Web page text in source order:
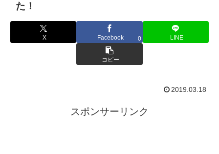
た！
X Facebook 0 LINE
コピー
2019.03.18
スポンサーリンク